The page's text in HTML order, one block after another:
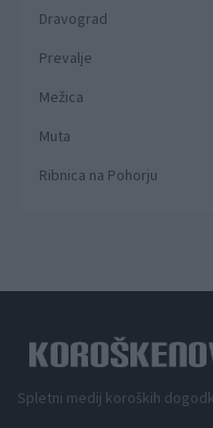
Dravograd
Prevalje
Mežica
Muta
Ribnica na Pohorju
Spletni medij koroških